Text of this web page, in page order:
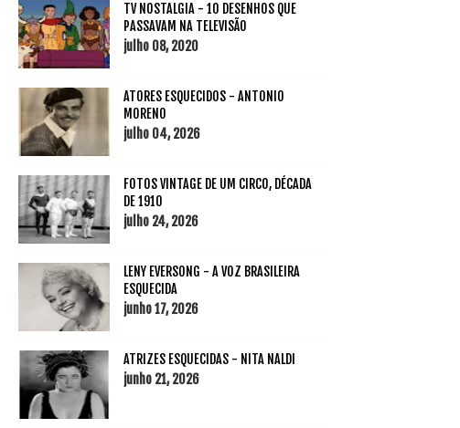
TV NOSTALGIA - 10 DESENHOS QUE
PASSAVAM NA TELEVISÃO
julho 08, 2020
ATORES ESQUECIDOS - ANTONIO
MORENO
julho 04, 2026
FOTOS VINTAGE DE UM CIRCO, DÉCADA
DE 1910
julho 24, 2026
LENY EVERSONG - A VOZ BRASILEIRA
ESQUECIDA
junho 17, 2026
ATRIZES ESQUECIDAS - NITA NALDI
junho 21, 2026